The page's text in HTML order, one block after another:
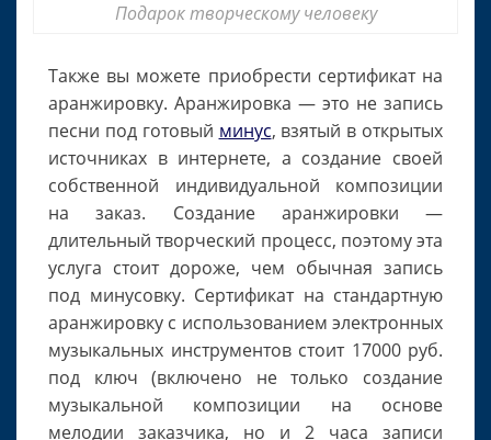
Подарок творческому человеку
Также вы можете приобрести сертификат на
аранжировку. Аранжировка — это не запись
песни под готовый минус, взятый в открытых
источниках в интернете, а создание своей
собственной индивидуальной композиции
на заказ. Создание аранжировки —
длительный творческий процесс, поэтому эта
услуга стоит дороже, чем обычная запись
под минусовку. Сертификат на стандартную
аранжировку с использованием электронных
музыкальных инструментов стоит 17000 руб.
под ключ (включено не только создание
музыкальной композиции на основе
мелодии заказчика, но и 2 часа записи